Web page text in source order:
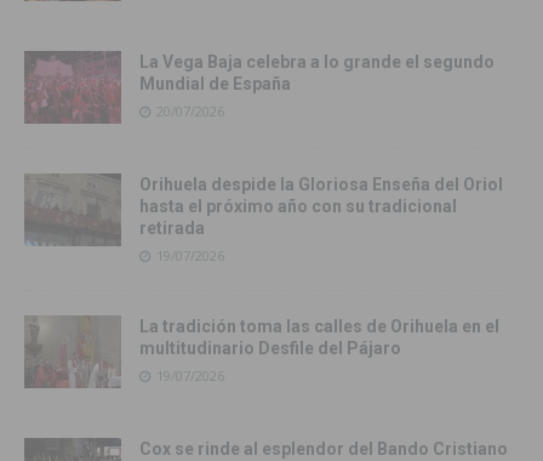
La Vega Baja celebra a lo grande el segundo
Mundial de España
20/07/2026
Orihuela despide la Gloriosa Enseña del Oriol
hasta el próximo año con su tradicional
retirada
19/07/2026
La tradición toma las calles de Orihuela en el
multitudinario Desfile del Pájaro
19/07/2026
Cox se rinde al esplendor del Bando Cristiano